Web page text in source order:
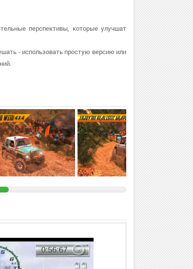
перспективы, которые улучшат
- использовать простую версию или